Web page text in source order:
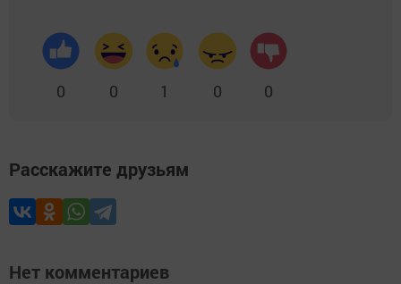
0 0 1 0 0
Расскажите друзьям
Нет комментариев